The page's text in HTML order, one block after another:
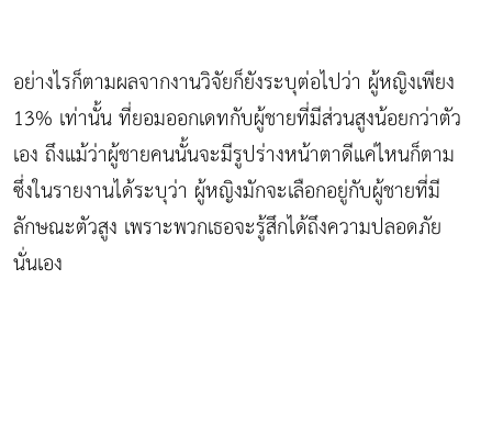
อย่างไรก็ตามผลจากงานวิจัยก็ยังระบุต่อไปว่า ผู้หญิงเพียง
13% เท่านั้น ที่ยอมออกเดทกับผู้ชายที่มีส่วนสูงน้อยกว่าตัว
เอง ถึงแม้ว่าผู้ชายคนนั้นจะมีรูปร่างหน้าตาดีแค่ไหนก็ตาม
ซึ่งในรายงานได้ระบุว่า ผู้หญิงมักจะเลือกอยู่กับผู้ชายที่มี
ลักษณะตัวสูง เพราะพวกเธอจะรู้สึกได้ถึงความปลอดภัย
นั่นเอง